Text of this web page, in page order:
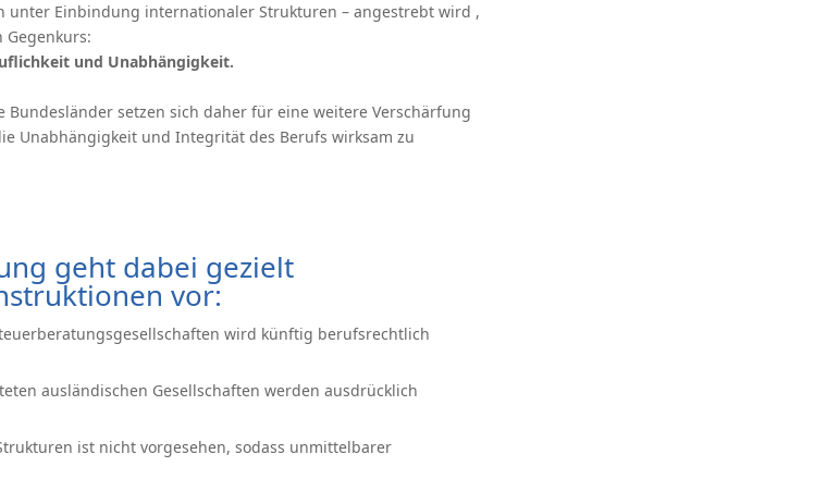
unter Einbindung internationaler Strukturen – angestrebt wird ,
und Unabhängigkeit.
setzen sich daher für eine weitere Verschärfung
Unabhängigkeit und Integrität des Berufs wirksam zu
geht dabei gezielt
vor:
wird künftig berufsrechtlich
ausländischen Gesellschaften werden ausdrücklich
ist nicht vorgesehen, sodass unmittelbarer